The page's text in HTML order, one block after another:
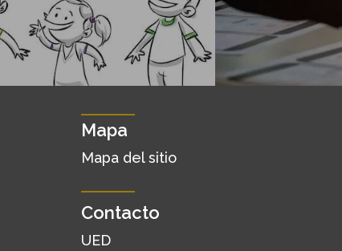
Mapa
Mapa del sitio
Contacto
UED